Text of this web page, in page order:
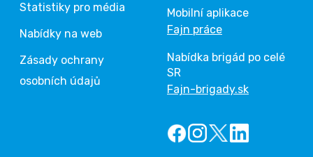
Statistiky pro média
Nabídky na web
Zásady ochrany
osobních údajů
Mobilní aplikace
Fajn práce
Nabídka brigád po celé
SR
Fajn-brigady.sk